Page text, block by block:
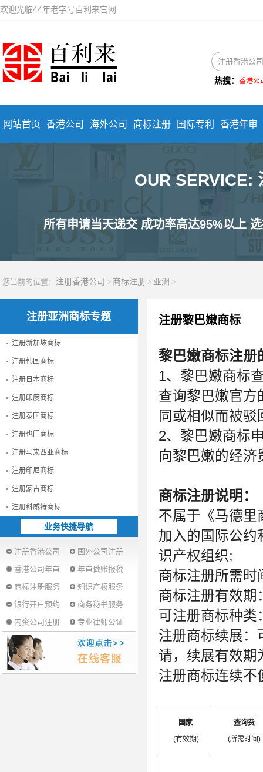
欢迎光临44年老字号百利来官网
热搜： 香港公
网站首页 香港公司 海外公司 商标注册 国际专利 香港年审
OUR SERVICE:
所有申请当天递交 成功率高达95%以上
您当前的位置： 注册香港公司 > 商标注册 > 亚洲 >
注册亚洲商标专题
注册新加坡商标
注册韩国商标
注册日本商标
注册印度商标
注册泰国商标
注册也门商标
注册马来西亚商标
注册印尼商标
注册蒙古商标
注册科威特商标
业务快捷导航
注册香港公司
国外公司注册
香港公司年审
年审做账报税
商标注册服务
知识产权服务
银行开户预约
商务秘书服务
内资公司注册
专业律师公证
注册黎巴嫩商标
黎巴嫩商标注册
1、黎巴嫩商标
查询黎巴嫩官方
同或相似而被驳
2、黎巴嫩商标
向黎巴嫩的经济
商标注册说明：
不属于《马德里
加入的国际公约
识产权组织;
商标注册所需时
商标注册有效期
可注册商标种类
注册商标续展：
请，续展有效期
注册商标连续不
国家
(有效期)
查询费
(所需时间)